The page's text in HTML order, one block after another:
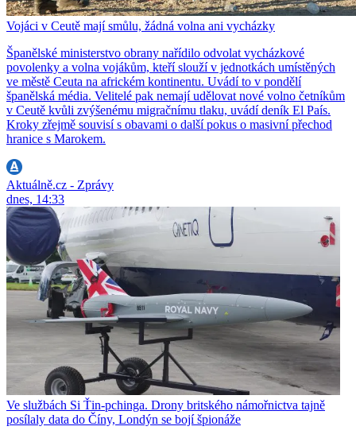
Vojáci v Ceutě mají smůlu, žádná volna ani vycházky
Španělské ministerstvo obrany nařídilo odvolat vycházkové
povolenky a volna vojákům, kteří slouží v jednotkách umístěných
ve městě Ceuta na africkém kontinentu. Uvádí to v pondělí
španělská média. Velitelé pak nemají udělovat nové volno četníkům
v Ceutě kvůli zvýšenému migračnímu tlaku, uvádí deník El País.
Kroky zřejmě souvisí s obavami o další pokus o masivní přechod
hranice s Marokem.
Aktuálně.cz - Zprávy
dnes, 14:33
Ve službách Si Ťin-pchinga. Drony britského námořnictva tajně
posílaly data do Číny, Londýn se bojí špionáže